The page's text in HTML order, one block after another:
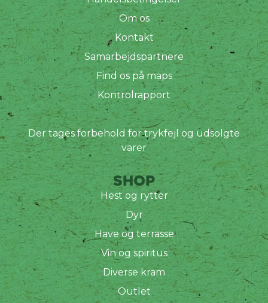
Om os
Kontakt
Samarbejdspartnere
Find os på maps
Kontrolrapport
Der tages forbehold for trykfejl og udsolgte
varer
SHOP
Hest og rytter
Dyr
Have og terrasse
Vin og spiritus
Diverse kram
Outlet